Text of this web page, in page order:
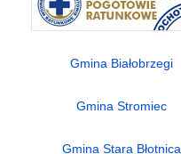
Gmina Białobrzegi
Gmina Stromiec
Gmina Stara Błotnica